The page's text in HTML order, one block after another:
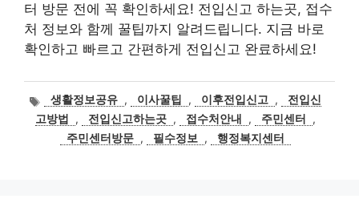
터 방문 전에 꼭 확인하세요! 전입신고 하는곳, 접수
처 정보와 함께 꿀팁까지 알려드립니다. 지금 바로
확인하고 빠르고 간편하게 전입신고 완료하세요!
태
그
생활정보공유 , 이사꿀팁 , 이후전입신고 ,
전입신
고방법
, 전입신고하는곳 , 접수처안내 , 주민센터
,
주민센터방문 , 필수정보 , 행정복지센터